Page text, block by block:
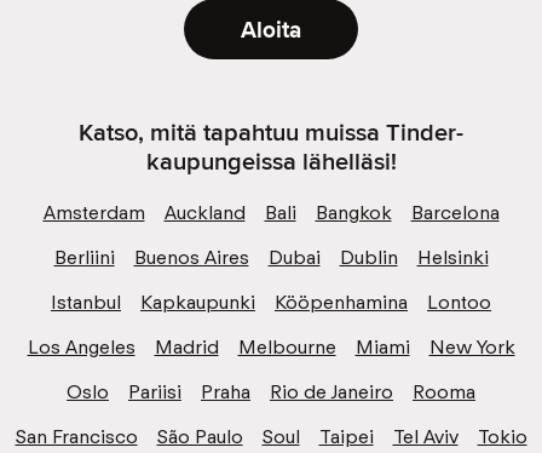
Aloita
Katso, mitä tapahtuu muissa Tinder-
kaupungeissa lähelläsi!
Amsterdam Auckland Bali Bangkok
Barcelona
Berliini
Buenos Aires Dubai Dublin
Helsinki
Istanbul
Kapkaupunki Kööpenhamina
Lontoo
Los Angeles
Madrid Melbourne Miami
New York
Oslo
Pariisi Praha Rio de Janeiro
Rooma
San Francisco
São Paulo Soul Taipei Tel Aviv
Tokio